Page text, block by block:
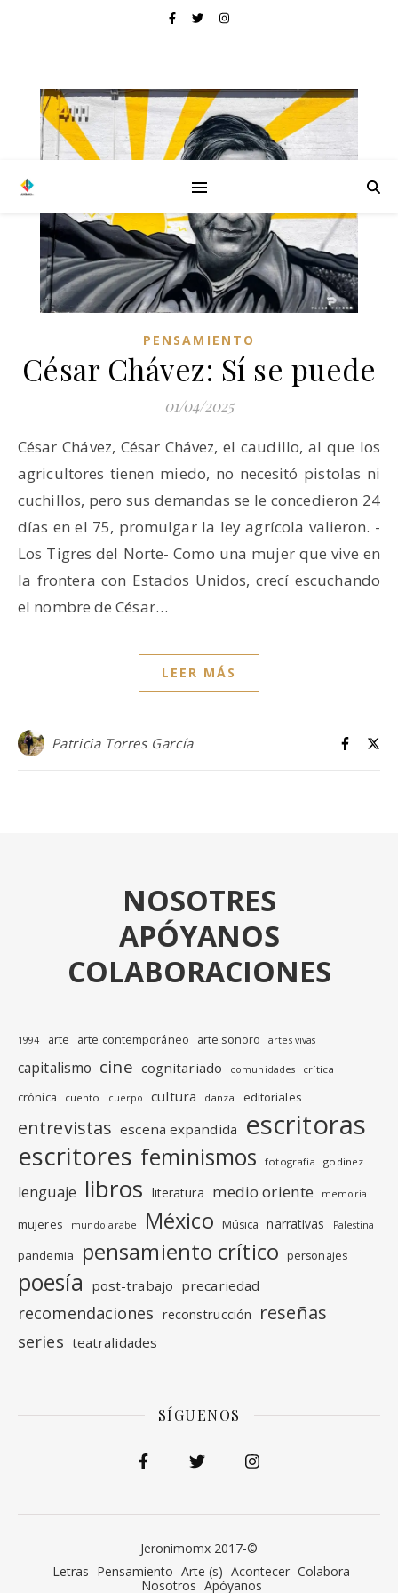
PENSAMIENTO
César Chávez: Sí se puede
01/04/2025
César Chávez, César Chávez, el caudillo, al que los
agricultores tienen miedo, no necesitó pistolas ni
cuchillos, pero sus demandas se le concedieron 24
días en el 75, promulgar la ley agrícola valieron. -
Los Tigres del Norte- Como una mujer que vive en
la frontera con Estados Unidos, crecí escuchando
el nombre de César…
LEER MÁS
Patricia Torres García
NOSOTRES
APÓYANOS
COLABORACIONES
1994 arte arte contemporáneo arte sonoro artes vivas
capitalismo cine cognitariado comunidades crítica
crónica cuento cuerpo cultura danza editoriales
entrevistas escena expandida escritoras
escritores feminismos fotografia godinez
lenguaje libros literatura medio oriente memoria
mujeres mundo arabe México Música narrativas Palestina
pandemia pensamiento crítico personajes
poesía post-trabajo precariedad
recomendaciones reconstrucción reseñas
series teatralidades
SÍGUENOS
Jeronimomx 2017-©
Letras Pensamiento Arte (s) Acontecer Colabora
Nosotros Apóyanos